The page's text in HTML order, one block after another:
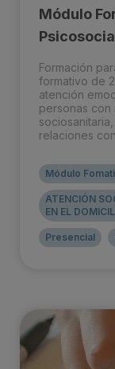
Módulo
Formación
formativo de
atención
personas
relaciones
Módulo
ATENCIÓN
EN EL
Presencial